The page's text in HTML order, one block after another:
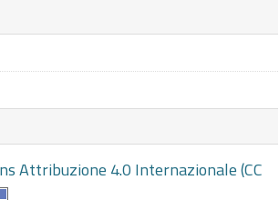
Attribuzione 4.0 Internazionale (CC